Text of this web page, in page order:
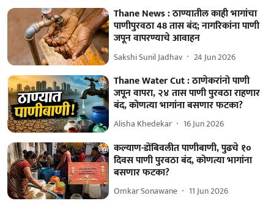
Thane News : ठाण्यातील काही भागांचा
पाणीपुरवठा 48 तास बंद; नागरिकांना पाणी
जपून वापरण्याचे आवाहन
Sakshi Sunil Jadhav 24 Jun 2026
Thane Water Cut : ठाणेकरांनो पाणी
जपून वापरा, २४ तास पाणी पुरवठा राहणार
बंद, कोणत्या भागांना बसणार फटका?
Alisha Khedekar 16 Jun 2026
कल्याण-डोंबिवलीत पाणीबाणी, पुढचे १०
दिवस पाणी पुरवठा बंद, कोणत्या भागांना
बसणार फटका?
Omkar Sonawane 11 Jun 2026